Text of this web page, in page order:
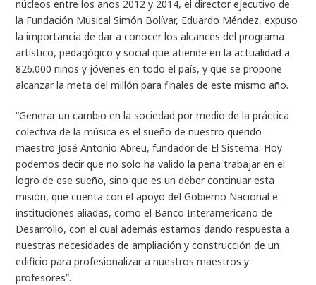
núcleos entre los años 2012 y 2014, el director ejecutivo de
la Fundación Musical Simón Bolívar, Eduardo Méndez, expuso
la importancia de dar a conocer los alcances del programa
artístico, pedagógico y social que atiende en la actualidad a
826.000 niños y jóvenes en todo el país, y que se propone
alcanzar la meta del millón para finales de este mismo año.
“Generar un cambio en la sociedad por medio de la práctica
colectiva de la música es el sueño de nuestro querido
maestro José Antonio Abreu, fundador de El Sistema. Hoy
podemos decir que no solo ha valido la pena trabajar en el
logro de ese sueño, sino que es un deber continuar esta
misión, que cuenta con el apoyo del Gobierno Nacional e
instituciones aliadas, como el Banco Interamericano de
Desarrollo, con el cual además estamos dando respuesta a
nuestras necesidades de ampliación y construcción de un
edificio para profesionalizar a nuestros maestros y
profesores”.